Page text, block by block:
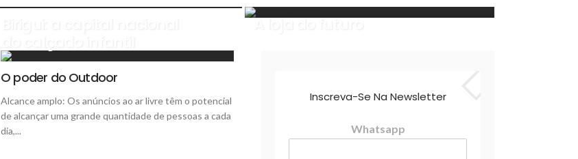
A loja do futuro
O poder do Outdoor
Alcance amplo: Os anúncios ao ar livre têm o potencial
de alcançar uma grande quantidade de pessoas a cada
dia,...
Inscreva-Se Na Newsletter
Whatsapp